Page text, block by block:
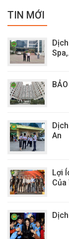
TIN MỚI
An
Lợi